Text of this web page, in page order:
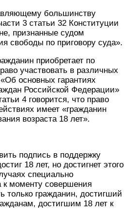
большинству
3 статьи 32 Конституции
признанные судом
свободы по приговору суда».
приобретает по
участвовать в различных
основных гарантиях
Российской Федерации»
4 говорится, что право
имеет «гражданин
возраста 18 лет».
подпись в поддержку
18 лет, но достигнет этого
специально
к моменту совершения
только гражданин, достигший
достигшим 18 лет к